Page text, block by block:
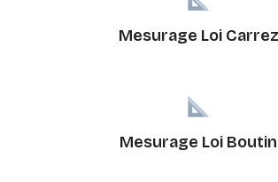
Mesurage Loi Carrez
Mesurage Loi Boutin